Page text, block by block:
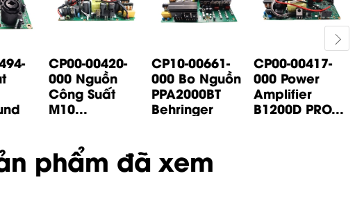
CP00-00420-
000 Nguồn
Công Suất
M10...
CP10-00661-
000 Bo Nguồn
PPA2000BT
Behringer
CP00-00417-
000 Power
Amplifier
B1200D PRO...
phẩm đã xem